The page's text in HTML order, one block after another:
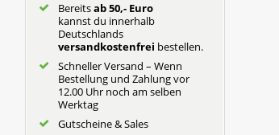
Bereitsab 50,- Euro
kannst du innerhalb
Deutschlands
versandkostenfrei bestellen.
Schneller Versand – Wenn
Bestellung und Zahlung vor
12.00 Uhr noch am selben
Werktag
Gutscheine & Sales